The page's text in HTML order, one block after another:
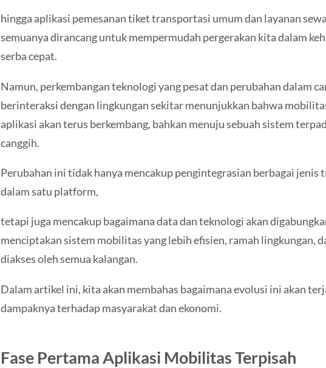
hingga aplikasi pemesanan tiket transportasi umum dan layanan
semuanya dirancang untuk mempermudah pergerakan kita dalam
serba cepat.
Namun, perkembangan teknologi yang pesat dan perubahan dalam
berinteraksi dengan lingkungan sekitar menunjukkan bahwa
aplikasi akan terus berkembang, bahkan menuju sebuah sistem
canggih.
Perubahan ini tidak hanya mencakup pengintegrasian berbagai jenis
dalam satu platform,
tetapi juga mencakup bagaimana data dan teknologi akan
menciptakan sistem mobilitas yang lebih efisien, ramah lingkungan,
diakses oleh semua kalangan.
Dalam artikel ini, kita akan membahas bagaimana evolusi ini akan
dampaknya terhadap masyarakat dan ekonomi.
Fase Pertama Aplikasi Mobilitas Terpisah